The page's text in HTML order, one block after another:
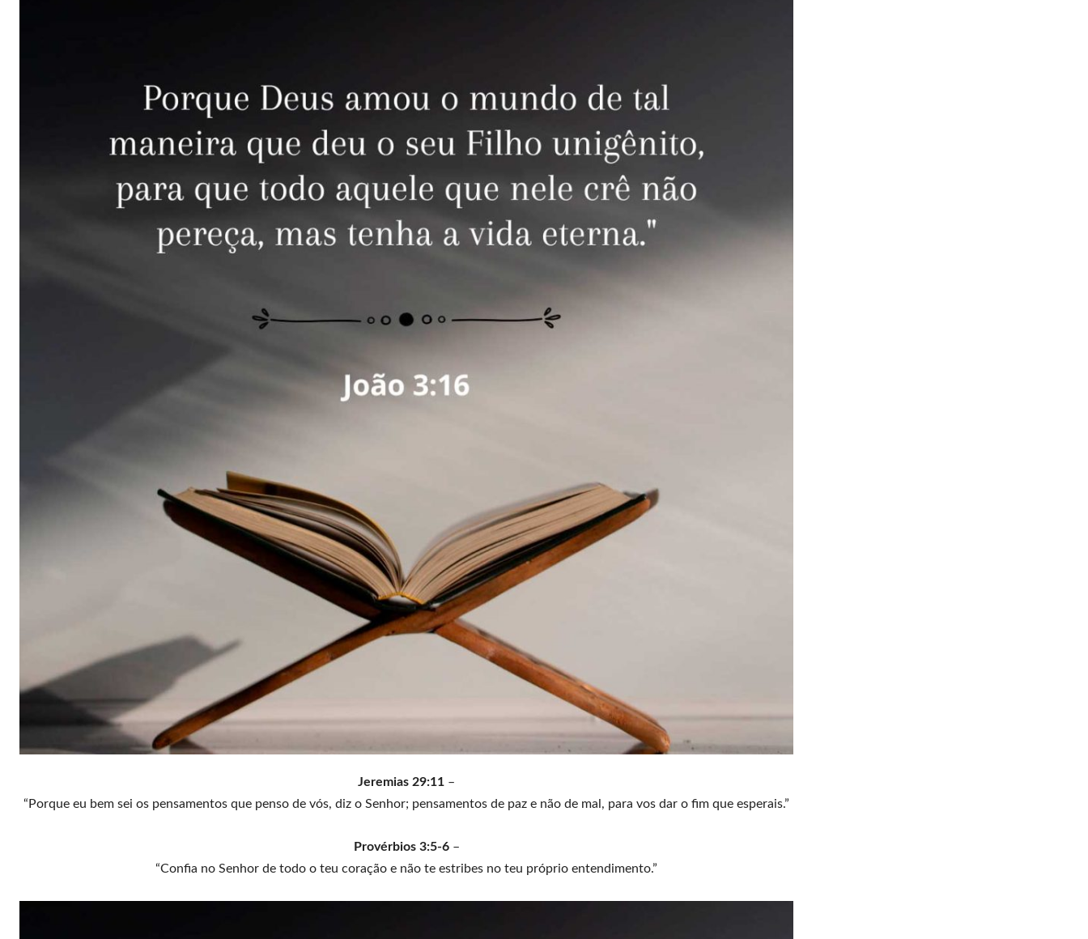
Jeremias 29:11 –
“Porque eu bem sei os pensamentos que penso de vós, diz o Senhor; pensamentos de paz e não de mal, para vos dar o fim que esperais.”
Provérbios 3:5-6–
“Confia no Senhor de todo o teu coração e não te estribes no teu próprio entendimento.”